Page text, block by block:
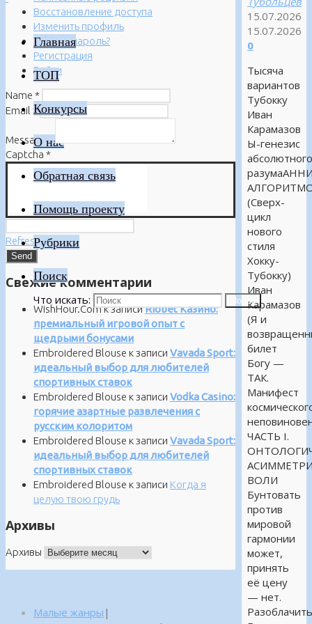
Главная
ТОП
Конкурсы
О нас
Обратная связь
Помощь проекту
Рубрики
Поиск
Что искать: Поиск
15.07.2026
15.07.2026
0
Тысяча
вариантов
Тубокку
Иван
Карамазов
Ы-генезис
(Сверх-
цикл
нового
стиля
Хокку-
Тубокку)
Иван
Карамазов
(Я и
билет
Богу —
ТАК.
Манифест
ЧАСТЬ I.
ВОЛИ
Бунтовать
против
мировой
гармонии
может,
принять
её цену
— нет.
Восстановление доступа
Изменить профиль
Забыли пароль?
Регистрация
Войти
Name *
Email *
Message*
Captcha *
Refresh
Свежие комментарии
WishHour.Comк записиRiobet Казино:
премиальный игровой опыт с
щедрыми бонусами
Embroidered Blouse к записи Vavada Sport:
идеальный выбор для любителей
спортивных ставок
Embroidered Blouse к записи Vodka Casino:
горячие азартные развлечения с
русским колоритом
Embroidered Blouse к записи Vavada Sport:
идеальный выбор для любителей
спортивных ставок
Embroidered Blouse к записи Когда я
целую твою грудь
Архивы
Архивы
Малые жанры |